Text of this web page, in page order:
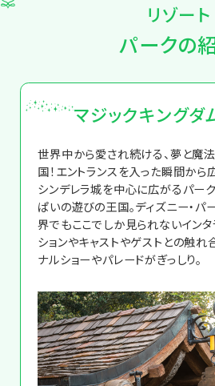
リゾート
パークの
マジックキングダ
世界中から愛され続ける、夢と魔
国！エントランスを入った瞬間から
シンデレラ城を中心に広がるパー
ぱいの遊びの王国。ディズニー・パ
界でもここでしか見られないインタ
ションやキャストやゲストとの触
ナルショーやパレードがぎっしり。